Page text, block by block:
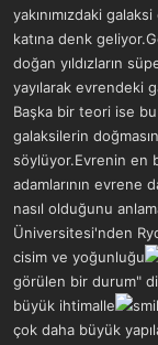
yakınımızdaki
katına denk
doğan yıldızların
yayılarak evrendeki
Başka bir teori ise bu
galaksilerin
söylüyor.Evrenin en
adamlarının evrene
nasıl olduğunu
Üniversitesi'nden
cisim ve yoğunluğu
görülen bir durum"
büyük ihtimalle
çok daha büyük